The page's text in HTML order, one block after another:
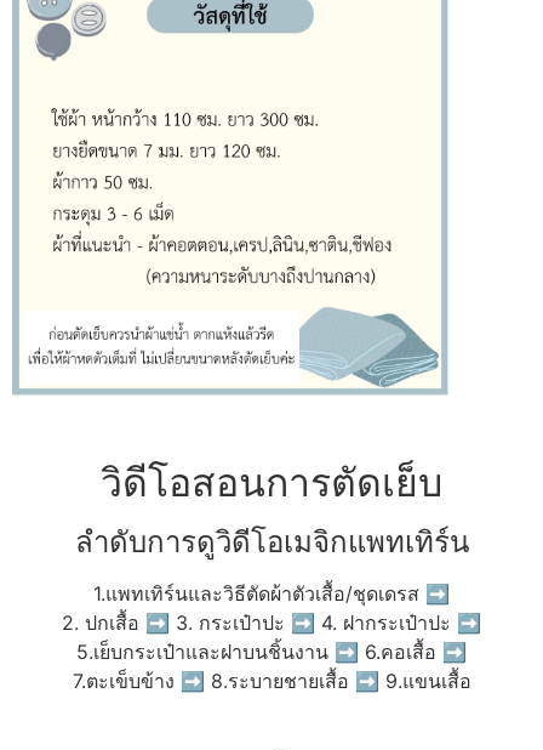
วิดีโอสอนการตัดเย็บ
ลำดับการดูวิดีโอเมจิกแพทเทิร์น
1.แพทเทิร์นและวิธีตัดผ้าตัวเสื้อ/ชุดเดรส ➡
2. ปกเสื้อ ➡ 3. กระเป๋าปะ ➡ 4. ฝากระเป๋าปะ ➡
5.เย็บกระเป๋าและฝาบนชิ้นงาน ➡ 6.คอเสื้อ ➡
7.ตะเข็บข้าง ➡ 8.ระบายชายเสื้อ ➡ 9.แขนเสื้อ